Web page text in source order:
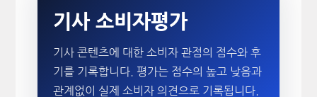
기사 소비자평가
기사 콘텐츠에 대한 소비자 관점의 점수와 후
기를 기록합니다. 평가는 점수의 높고 낮음과
관계없이 실제 소비자 의견으로 기록됩니다.